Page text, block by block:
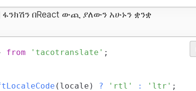
ፋንክሽን በReact ውጪ ያለውን አሁኑን ቋንቋ
from 'tacotranslate' ;
( locale ) ? 'rtl' : 'ltr' ;